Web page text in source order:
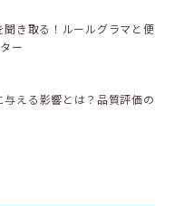
聞き取る！ルールグラマと便
ー
与える影響とは？品質評価の